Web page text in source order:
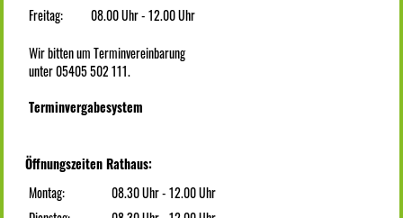
Freitag:
08.00 Uhr - 12.00 Uhr
Wir bitten um Terminvereinbarung
unter 05405 502 111.
Terminvergabesystem
Öffnungszeiten Rathaus:
Montag:
08.30 Uhr - 12.00 Uhr